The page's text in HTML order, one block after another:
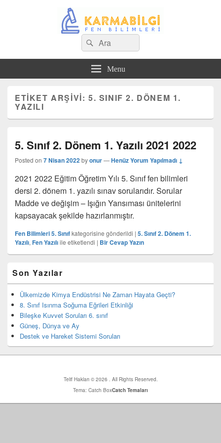
Search
for:
Ara
Menu
ETIKET ARŞIVI:5. SINIF 2. DÖNEM 1.
YAZILI
5. Sınıf 2. Dönem 1. Yazılı 2021 2022
Posted on 7 Nisan 2022byonur—Henüz Yorum Yapılmadı ↓
2021 2022 Eğitim Öğretim Yılı 5. Sınıf fen bilimleri
dersi 2. dönem 1. yazılı sınav sorularıdır. Sorular
Madde ve değişim – Işığın Yansıması ünitelerini
kapsayacak şekilde hazırlanmıştır.
Fen Bilimleri 5. Sınıfkategorisine gönderildi | 5. Sınıf 2. Dönem 1.
Yazılı, Fen Yazılıile etiketlendi | Bir Cevap Yazın
yan
bar
eklenti
bölgesi
Son Yazılar
Ülkemizde Kimya Endüstrisi Ne Zaman Hayata Geçti?
8. Sınıf Isınma Soğuma Eğrileri Etkinliği
Bileşke Kuvvet Soruları 6. sınıf
Güneş, Dünya ve Ay
Destek ve Hareket Sistemi Soruları
Telif Hakları © 2026 . All Rights Reserved.
Tema: Catch BoxCatch Temaları